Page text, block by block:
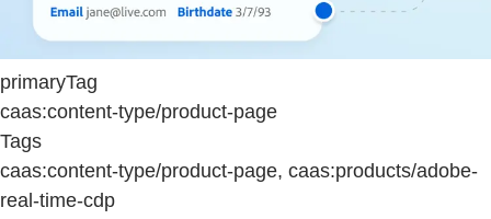
primaryTag
caas:content-type/product-page
Tags
caas:content-type/product-page, caas:products/adobe-
real-time-cdp